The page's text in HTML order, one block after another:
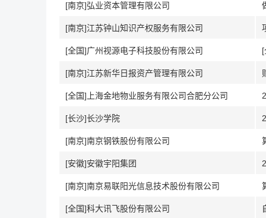
[南京]弘业资本管理有限公司
[南京]江苏钟山知识产权服务有限公司
[全国]广州视源电子科技股份有限公司
[南京]江苏新华日报资产管理有限公司
[全国]上海金地物业服务有限公司合肥分公司
[长沙]长沙学院
[南京]南京钢铁股份有限公司
[安徽]安徽宇阳集团
[南京]南京易联阳光信息技术股份有限公司
[全国]科大讯飞股份有限公司